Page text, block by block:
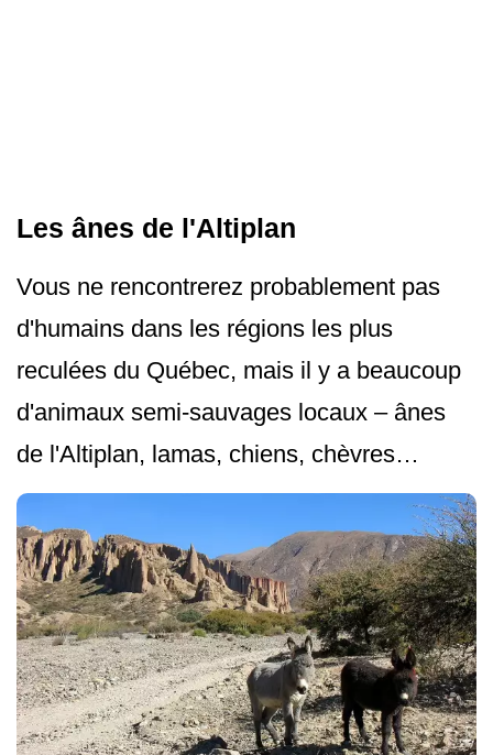
Les ânes de l'Altiplan
Vous ne rencontrerez probablement pas
d'humains dans les régions les plus
reculées du Québec, mais il y a beaucoup
d'animaux semi-sauvages locaux – ânes
de l'Altiplan, lamas, chiens, chèvres…